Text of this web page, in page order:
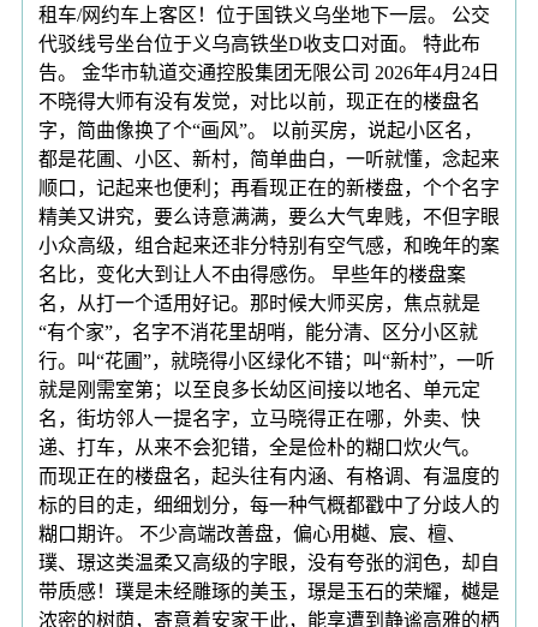
租车/网约车上客区！位于国铁义乌坐地下一层。 公交
代驳线号坐台位于义乌高铁坐D收支口对面。 特此布
告。 金华市轨道交通控股集团无限公司 2026年4月24日
不晓得大师有没有发觉，对比以前，现正在的楼盘名
字，简曲像换了个“画风”。 以前买房，说起小区名，
都是花圃、小区、新村，简单曲白，一听就懂，念起来
顺口，记起来也便利；再看现正在的新楼盘，个个名字
精美又讲究，要么诗意满满，要么大气卑贱，不但字眼
小众高级，组合起来还非分特别有空气感，和晚年的案
名比，变化大到让人不由得感伤。 早些年的楼盘案
名，从打一个适用好记。那时候大师买房，焦点就是
“有个家”，名字不消花里胡哨，能分清、区分小区就
行。叫“花圃”，就晓得小区绿化不错；叫“新村”，一听
就是刚需室第；以至良多长幼区间接以地名、单元定
名，街坊邻人一提名字，立马晓得正在哪，外卖、快
递、打车，从来不会犯错，全是俭朴的糊口炊火气。
而现正在的楼盘名，起头往有内涵、有格调、有温度的
标的目的走，细细划分，每一种气概都戳中了分歧人的
糊口期许。 不少高端改善盘，偏心用樾、宸、檀、
璞、璟这类温柔又高级的字眼，没有夸张的润色，却自
带质感！璞是未经雕琢的美玉，璟是玉石的荣耀，樾是
浓密的树荫，寄意着安家于此，能享遭到静谧高雅的栖